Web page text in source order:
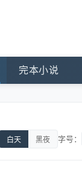
完本小说
白天 黑夜 字号：